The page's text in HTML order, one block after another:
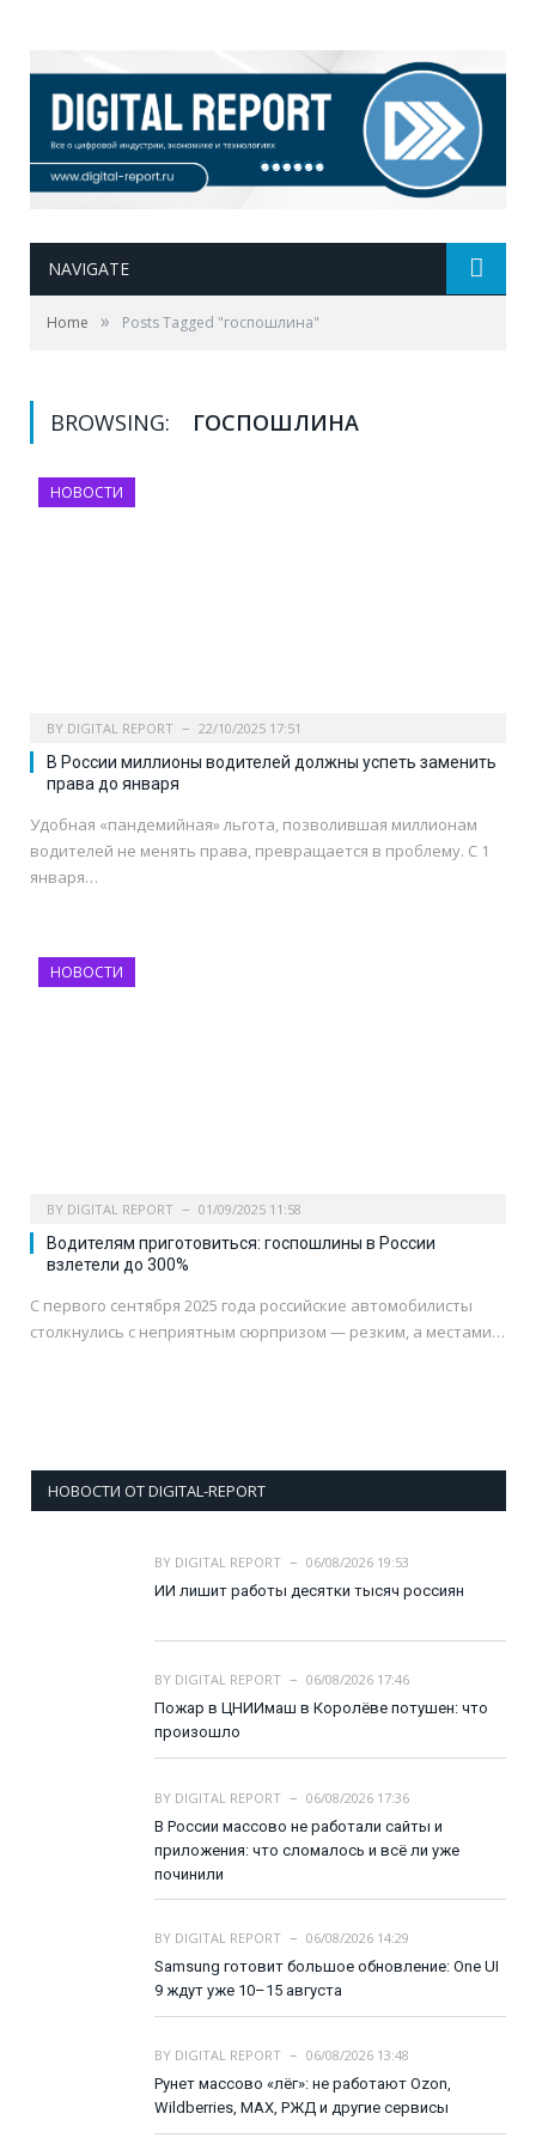
NAVIGATE
Home » Posts Tagged "госпошлина"
BROWSING: ГОСПОШЛИНА
НОВОСТИ
BY DIGITAL REPORT 22/10/2025 17:51
В России миллионы водителей должны успеть заменить
права до января
Удобная «пандемийная» льгота, позволившая миллионам
водителей не менять права, превращается в проблему. С 1
января…
НОВОСТИ
BY DIGITAL REPORT 01/09/2025 11:58
Водителям приготовиться: госпошлины в России
взлетели до 300%
С первого сентября 2025 года российские автомобилисты
столкнулись с неприятным сюрпризом — резким, а местами…
НОВОСТИ ОТ DIGITAL-REPORT
BY DIGITAL REPORT
06/08/2026 19:53
ИИ лишит работы десятки тысяч россиян
BY DIGITAL REPORT
06/08/2026 17:46
Пожар в ЦНИИмаш в Королёве потушен: что
произошло
BY DIGITAL REPORT
06/08/2026 17:36
В России массово не работали сайты и
приложения: что сломалось и всё ли уже
починили
BY DIGITAL REPORT
06/08/2026 14:29
Samsung готовит большое обновление: One UI
9 ждут уже 10–15 августа
BY DIGITAL REPORT
06/08/2026 13:48
Рунет массово «лёг»: не работают Ozon,
Wildberries, MAX, РЖД и другие сервисы